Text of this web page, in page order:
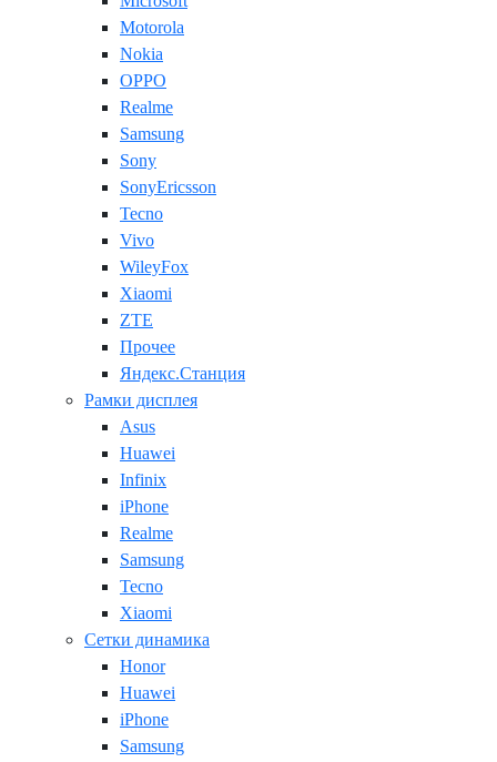
Motorola
Nokia
OPPO
Realme
Samsung
Sony
SonyEricsson
Tecno
Vivo
WileyFox
Xiaomi
ZTE
Прочее
Яндекс.Станция
Рамки дисплея
Asus
Huawei
Infinix
iPhone
Realme
Samsung
Tecno
Xiaomi
Сетки динамика
Honor
Huawei
iPhone
Samsung